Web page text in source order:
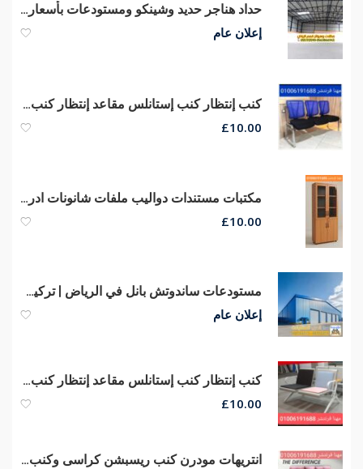
حداد هناجر حديد وشينكو ومستودعات بأسعار منافسة | مؤسسة قمم الرياض
إعلان عام
كنب إنتظار كنب إستانلس مقاعد إنتظار كنب ريسبشن كراسى صوفا جلد
£10.00
مكتبات مستندات دواليب ملفات شانونات ادراج مكتبات مودرن أثاث شركات
£10.00
مستودعات ساندوتش بانل في الرياض | تركيب وتوريد ساندوتش بنل بأفضل الأسعار 0551033861
إعلان عام
كنب إنتظار كنب إستانلس مقاعد إنتظار كنب إستانلس كراسى صوفا جلد
£10.00
انتريهات مودرن كنب ريسبشن كراسى وكنب إنتظار مقاعد إنتظار كنب إستانلس